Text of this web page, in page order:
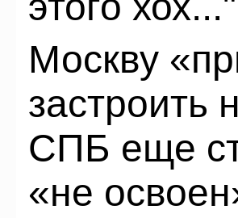
Москву
застроить
СПБ еще
«не